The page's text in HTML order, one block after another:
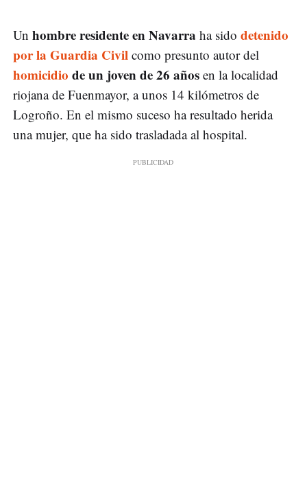
Un hombre residente en Navarra ha sido detenido
por la Guardia Civil como presunto autor del
homicidio de un joven de 26 años en la localidad
riojana de Fuenmayor, a unos 14 kilómetros de
Logroño. En el mismo suceso ha resultado herida
una mujer, que ha sido trasladada al hospital.